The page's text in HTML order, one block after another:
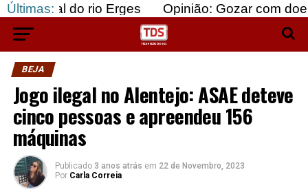
Últimas:
rio Erges Opinião: Gozar com doentes e
BEJA
Jogo ilegal no Alentejo: ASAE deteve
cinco pessoas e apreendeu 156
máquinas
Publicado 3 anos atrás em 22 de Novembro, 2023
Por Carla Correia